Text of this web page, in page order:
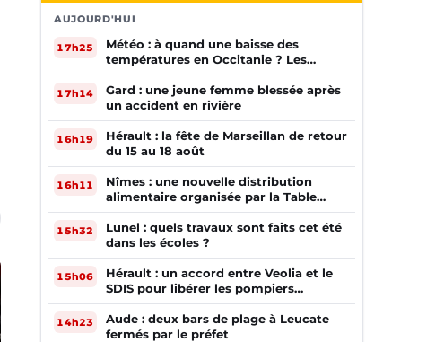
AUJOURD'HUI
17h25
Météo : à quand une baisse des
températures en Occitanie ? Les
prévisions
17h14
Gard : une jeune femme blessée après
un accident en rivière
16h19
Hérault : la fête de Marseillan de retour
du 15 au 18 août
16h11
Nîmes : une nouvelle distribution
alimentaire organisée par la Table
Ouverte
15h32
Lunel : quels travaux sont faits cet été
dans les écoles ?
15h06
Hérault : un accord entre Veolia et le
SDIS pour libérer les pompiers
volontaires
14h23
Aude : deux bars de plage à Leucate
fermés par le préfet